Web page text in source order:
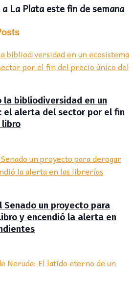
La Plata este fin de semana
la bibliodiversidad en un
el alerta del sector por el fin
libro
Senado un proyecto para
y encendió la alerta en